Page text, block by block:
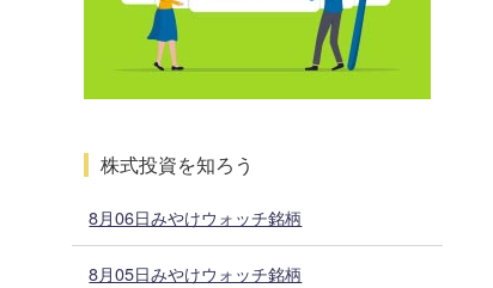
株式投資を知ろう
8月06日みやけウォッチ銘柄
8月05日みやけウォッチ銘柄